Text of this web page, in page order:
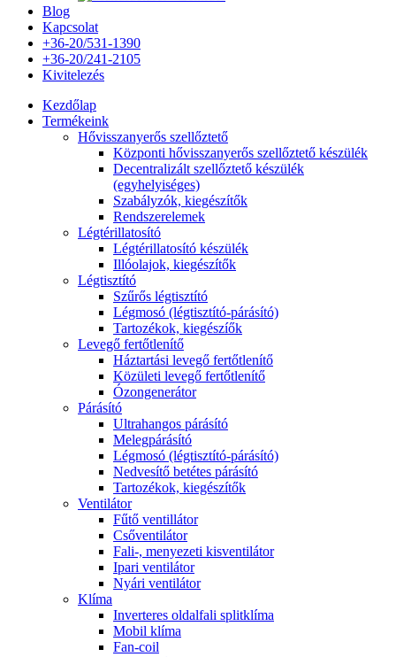
Blog
Kapcsolat
+36-20/531-1390
+36-20/241-2105
Kivitelezés
Kezdőlap
Termékeink
Hővisszanyerős szellőztető
Központi hővisszanyerős szellőztető készülék
Decentralizált szellőztető készülék
(egyhelyiséges)
Szabályzók, kiegészítők
Rendszerelemek
Légtérillatosító
Légtérillatosító készülék
Illóolajok, kiegészítők
Légtisztító
Szűrős légtisztító
Légmosó (légtisztító-párásító)
Tartozékok, kiegészíők
Levegő fertőtlenítő
Háztartási levegő fertőtlenítő
Közületi levegő fertőtlenítő
Ózongenerátor
Párásító
Ultrahangos párásító
Melegpárásító
Légmosó (légtisztító-párásító)
Nedvesítő betétes párásító
Tartozékok, kiegészítők
Ventilátor
Fűtő ventillátor
Csőventilátor
Fali-, menyezeti kisventilátor
Ipari ventilátor
Nyári ventilátor
Klíma
Inverteres oldalfali splitklíma
Mobil klíma
Fan-coil